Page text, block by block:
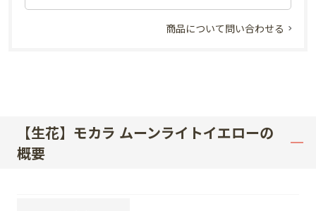
商品について問い合わせる
【生花】モカラ ムーンライトイエローの
概要